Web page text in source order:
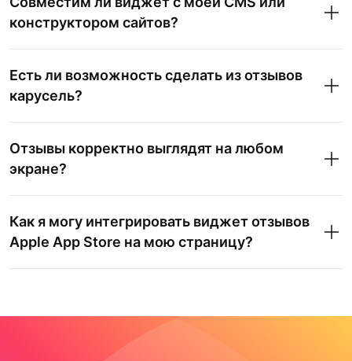
конструктором сайтов?
Есть ли возможность сделать из отзывов
карусель?
Отзывы корректно выглядят на любом
экране?
Как я могу интегрировать виджет отзывов
Apple App Store на мою страницу?